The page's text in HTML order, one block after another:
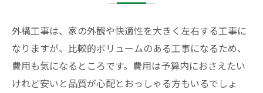
外構工事は、家の外観や快適性を大きく左右する工事に
なりますが、比較的ボリュームのある工事になるため、
費用も気になるところです。費用は予算内におさえたい
けれど安いと品質が心配とおっしゃる方もいるでしょ